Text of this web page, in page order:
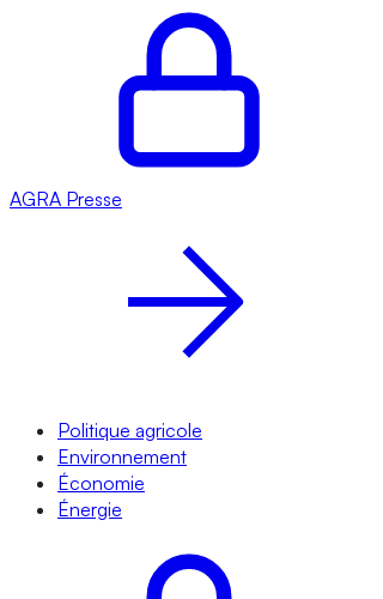
AGRA Presse
Politique agricole
Environnement
Économie
Énergie